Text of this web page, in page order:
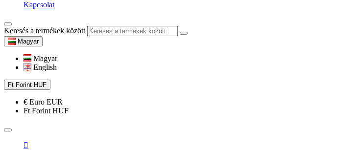
Kapcsolat
Keresés a termékek között
Magyar
Magyar
English
Ft Forint HUF
€ Euro EUR
Ft Forint HUF